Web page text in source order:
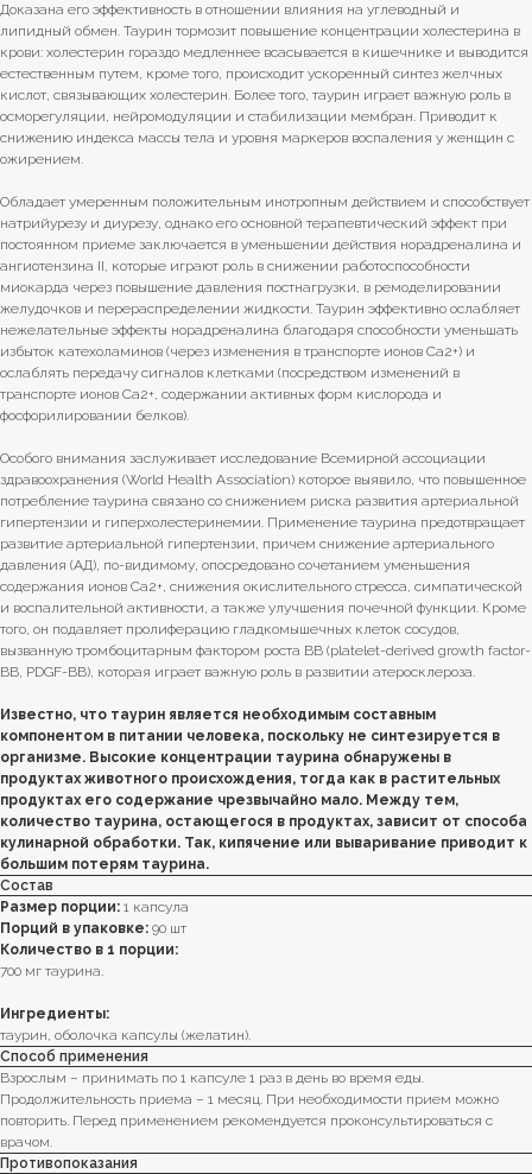
Доказана его эффективность в отношении влияния на углеводный и
липидный обмен. Таурин тормозит повышение концентрации холестерина в
крови: холестерин гораздо медленнее всасывается в кишечнике и выводится
естественным путем, кроме того, происходит ускоренный синтез желчных
кислот, связывающих холестерин. Более того, таурин играет важную роль в
осморегуляции, нейромодуляции и стабилизации мембран. Приводит к
снижению индекса массы тела и уровня маркеров воспаления у женщин с
ожирением.
Обладает умеренным положительным инотропным действием и способствует
натрийурезу и диурезу, однако его основной терапевтический эффект при
постоянном приеме заключается в уменьшении действия норадреналина и
ангиотензина II, которые играют роль в снижении работоспособности
миокарда через повышение давления постнагрузки, в ремоделировании
желудочков и перераспределении жидкости. Таурин эффективно ослабляет
нежелательные эффекты норадреналина благодаря способности уменьшать
избыток катехоламинов (через изменения в транспорте ионов Ca2+) и
ослаблять передачу сигналов клетками (посредством изменений в
транспорте ионов Ca2+, содержании активных форм кислорода и
фосфорилировании белков).
Особого внимания заслуживает исследование Всемирной ассоциации
здравоохранения (World Health Association) которое выявило, что повышенное
потребление таурина связано со снижением риска развития артериальной
гипертензии и гиперхолестеринемии. Применение таурина предотвращает
развитие артериальной гипертензии, причем снижение артериального
давления (АД), по-видимому, опосредовано сочетанием уменьшения
содержания ионов Ca2+, снижения окислительного стресса, симпатической
и воспалительной активности, а также улучшения почечной функции. Кроме
того, он подавляет пролиферацию гладкомышечных клеток сосудов,
вызванную тромбоцитарным фактором роста ВВ (platelet-derived growth factor-
BB, PDGF-BB), которая играет важную роль в развитии атеросклероза.
Известно, что таурин является необходимым составным
компонентом в питании человека, поскольку не синтезируется в
организме. Высокие концентрации таурина обнаружены в
продуктах животного происхождения, тогда как в растительных
продуктах его содержание чрезвычайно мало. Между тем,
количество таурина, остающегося в продуктах, зависит от способа
кулинарной обработки. Так, кипячение или вываривание приводит к
большим потерям таурина.
Состав
Размер порции: 1 капсула
Порций в упаковке: 90 шт
Количество в 1 порции:
700 мг таурина.
Ингредиенты:
таурин, оболочка капсулы (желатин).
Способ применения
Взрослым – принимать по 1 капсуле 1 раз в день во время еды.
Продолжительность приема – 1 месяц. При необходимости прием можно
повторить. Перед применением рекомендуется проконсультироваться с
врачом.
Противопоказания